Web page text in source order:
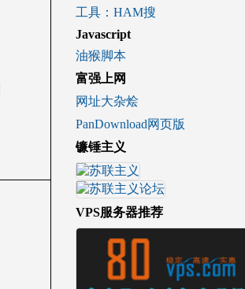
工具：HAM搜
Javascript
油猴脚本
富强上网
网址大杂烩
PanDownload网页版
镰锤主义
VPS服务器推荐